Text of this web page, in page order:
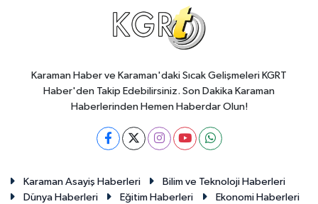
Karaman Haber ve Karaman'daki Sıcak Gelişmeleri KGRT
Haber'den Takip Edebilirsiniz. Son Dakika Karaman
Haberlerinden Hemen Haberdar Olun!
Karaman Asayiş Haberleri
Bilim ve Teknoloji Haberleri
Dünya Haberleri
Eğitim Haberleri
Ekonomi Haberleri